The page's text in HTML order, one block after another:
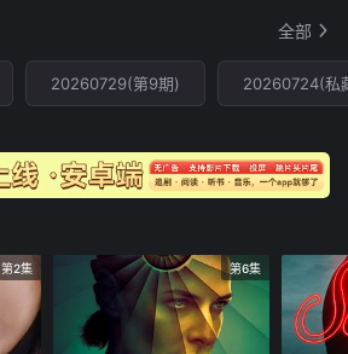
全部
20260729(第9期) 20260724(私
第2集 第6集